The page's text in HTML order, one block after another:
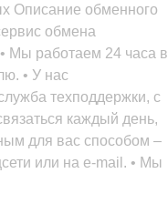
Описание обменного
обмена
Мы работаем 24 часа в
• У нас
техподдержки, с
каждый день,
для вас способом –
или на e-mail. • Мы